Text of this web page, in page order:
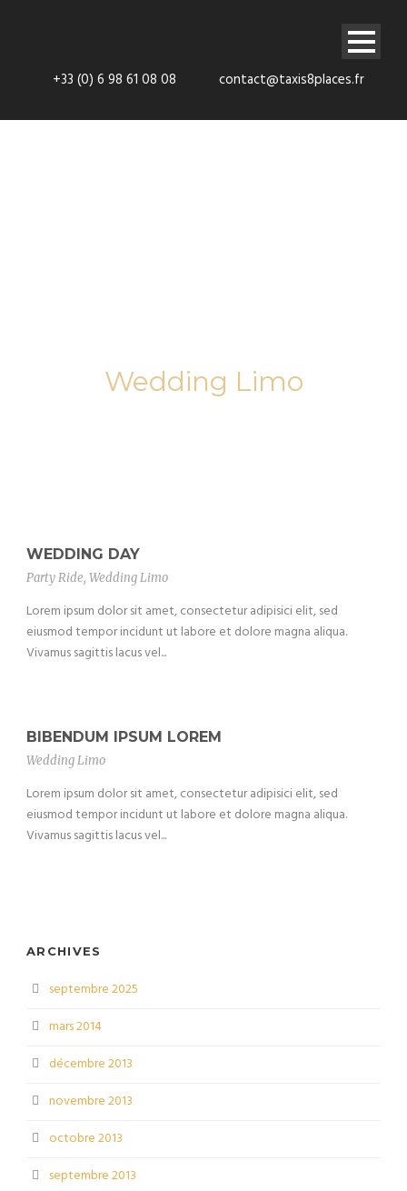
+33 (0) 6 98 61 08 08 contact@taxis8places.fr
Wedding Limo
WEDDING DAY
Party Ride, Wedding Limo
Lorem ipsum dolor sit amet, consectetur adipisici elit, sed
eiusmod tempor incidunt ut labore et dolore magna aliqua.
Vivamus sagittis lacus vel...
BIBENDUM IPSUM LOREM
Wedding Limo
Lorem ipsum dolor sit amet, consectetur adipisici elit, sed
eiusmod tempor incidunt ut labore et dolore magna aliqua.
Vivamus sagittis lacus vel...
ARCHIVES
septembre 2025
mars 2014
décembre 2013
novembre 2013
octobre 2013
septembre 2013